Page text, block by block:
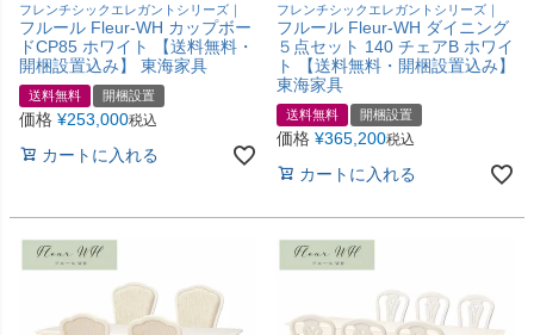
フレンチシックエレガントシリーズ｜
フルール Fleur-WH カップボー
ドCP85 ホワイト 【送料無料・
開梱設置込み】 東海家具
送料無料 開梱設置
価格 ¥253,000税込
カートに入れる
フレンチシックエレガントシリーズ｜
フルール Fleur-WH ダイニング
５点セット 140 チェアB ホワイ
ト 【送料無料・開梱設置込み】
東海家具
送料無料 開梱設置
価格 ¥365,200税込
カートに入れる